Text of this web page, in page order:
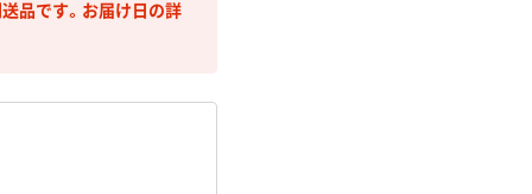
品です。お届け日の詳